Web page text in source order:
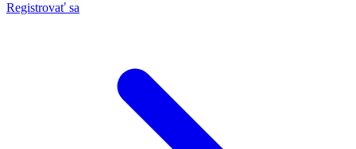
Registrovať sa